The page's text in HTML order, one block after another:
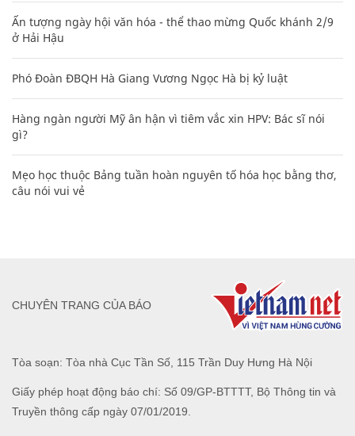
Ấn tượng ngày hội văn hóa - thể thao mừng Quốc khánh 2/9
ở Hải Hậu
Phó Đoàn ĐBQH Hà Giang Vương Ngọc Hà bị kỷ luật
Hàng ngàn người Mỹ ân hận vì tiêm vắc xin HPV: Bác sĩ nói
gì?
Mẹo học thuộc Bảng tuần hoàn nguyên tố hóa học bằng thơ,
câu nói vui vẻ
Tòa soạn: Tòa nhà Cục Tần Số, 115 Trần Duy Hưng Hà Nội
Giấy phép hoạt động báo chí: Số 09/GP-BTTTT, Bộ Thông tin và
Truyền thông cấp ngày 07/01/2019.
CHUYÊN TRANG CỦA BÁO